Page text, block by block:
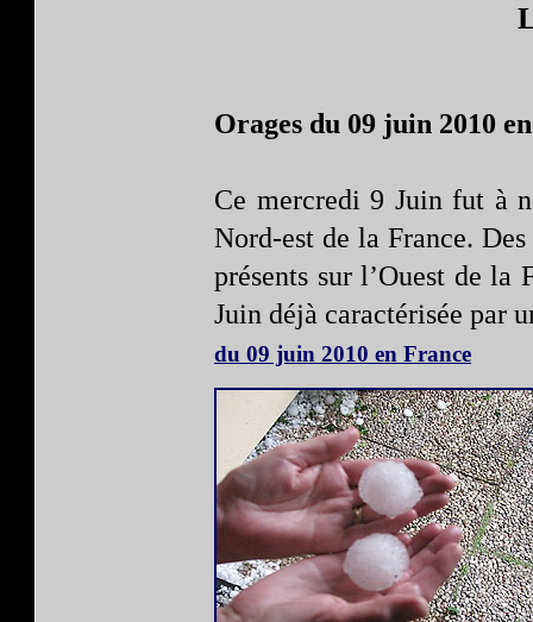
Orages du 09 juin 2010
Ce mercredi 9 Juin fut à
Nord-est de la France.
présents sur l’Ouest de la
Juin déjà caractérisée par
du 09 juin 2010 en France